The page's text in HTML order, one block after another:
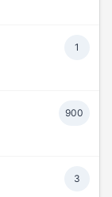
1
900
3